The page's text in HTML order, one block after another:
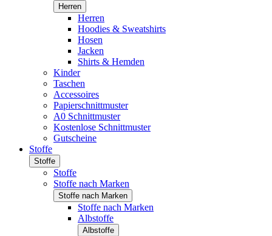
Herren
Herren
Hoodies & Sweatshirts
Hosen
Jacken
Shirts & Hemden
Kinder
Taschen
Accessoires
Papierschnittmuster
A0 Schnittmuster
Kostenlose Schnittmuster
Gutscheine
Stoffe
Stoffe
Stoffe
Stoffe nach Marken
Stoffe nach Marken
Stoffe nach Marken
Albstoffe
Albstoffe